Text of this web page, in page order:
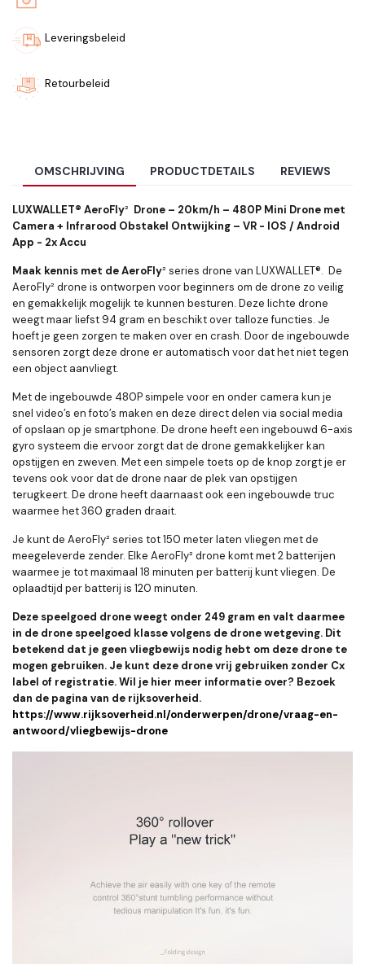
Leveringsbeleid
Retourbeleid
OMSCHRIJVING PRODUCTDETAILS REVIEWS
LUXWALLET® AeroFly² Drone – 20km/h – 480P Mini Drone met
Camera + Infrarood Obstakel Ontwijking – VR - IOS / Android
App - 2x Accu
Maak kennis met de AeroFly² series drone van LUXWALLET®. De
AeroFly² drone is ontworpen voor beginners om de drone zo veilig
en gemakkelijk mogelijk te kunnen besturen. Deze lichte drone
weegt maar liefst 94 gram en beschikt over talloze functies. Je
hoeft je geen zorgen te maken over en crash. Door de ingebouwde
sensoren zorgt deze drone er automatisch voor dat het niet tegen
een object aanvliegt.
Met de ingebouwde 480P simpele voor en onder camera kun je
snel video’s en foto’s maken en deze direct delen via social media
of opslaan op je smartphone. De drone heeft een ingebouwd 6-axis
gyro systeem die ervoor zorgt dat de drone gemakkelijker kan
opstijgen en zweven. Met een simpele toets op de knop zorgt je er
tevens ook voor dat de drone naar de plek van opstijgen
terugkeert. De drone heeft daarnaast ook een ingebouwde truc
waarmee het 360 graden draait.
Je kunt de AeroFly² series tot 150 meter laten vliegen met de
meegeleverde zender. Elke AeroFly² drone komt met 2 batterijen
waarmee je tot maximaal 18 minuten per batterij kunt vliegen. De
oplaadtijd per batterij is 120 minuten.
Deze speelgoed drone weegt onder 249 gram en valt daarmee
in de drone speelgoed klasse volgens de drone wetgeving. Dit
betekend dat je geen vliegbewijs nodig hebt om deze drone te
mogen gebruiken. Je kunt deze drone vrij gebruiken zonder Cx
label of registratie. Wil je hier meer informatie over? Bezoek
dan de pagina van de rijksoverheid.
https://www.rijksoverheid.nl/onderwerpen/drone/vraag-en-
antwoord/vliegbewijs-drone